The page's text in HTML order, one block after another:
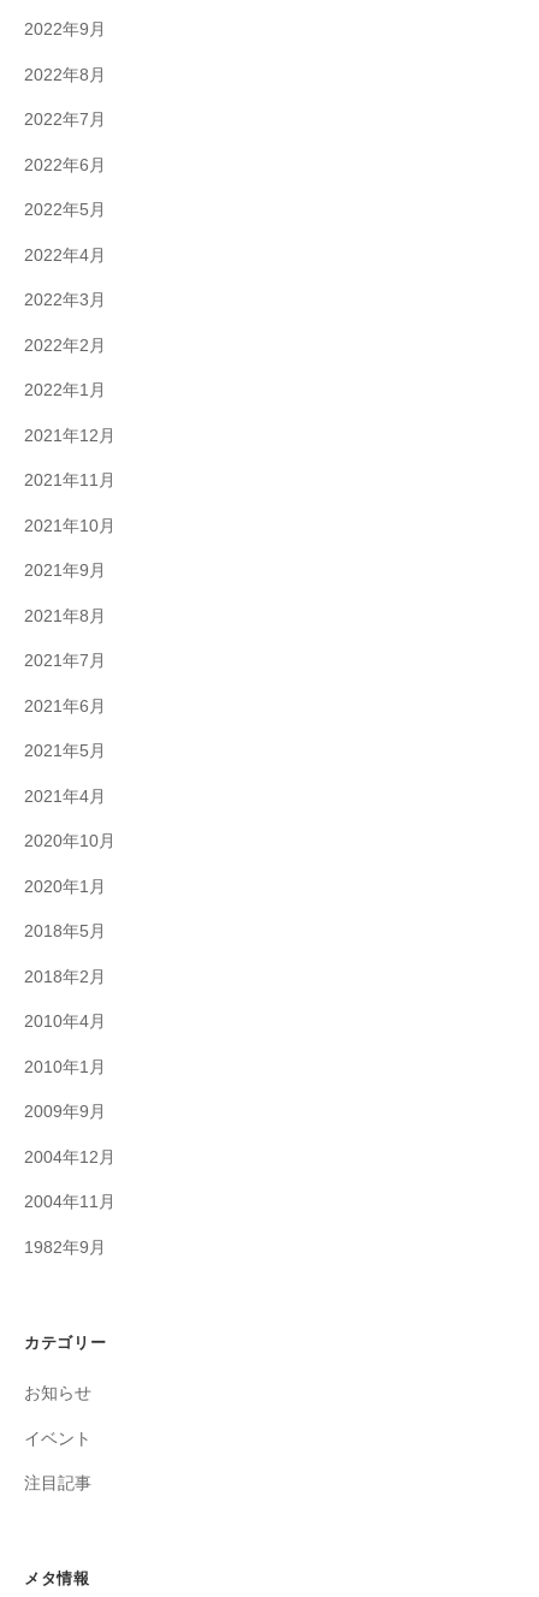
2022年9月
2022年8月
2022年7月
2022年6月
2022年5月
2022年4月
2022年3月
2022年2月
2022年1月
2021年12月
2021年11月
2021年10月
2021年9月
2021年8月
2021年7月
2021年6月
2021年5月
2021年4月
2020年10月
2020年1月
2018年5月
2018年2月
2010年4月
2010年1月
2009年9月
2004年12月
2004年11月
1982年9月
カテゴリー
お知らせ
イベント
注目記事
メタ情報